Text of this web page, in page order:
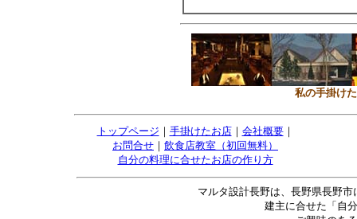
私の手掛け
トップページ ｜ 手掛けたお店｜ 会社概要｜
お問合せ ｜ 飲食店教室（初回無料）
自分の料理に合せたお店の作り方
マルタ設計長野は、長野県長野
建主に合せた「自